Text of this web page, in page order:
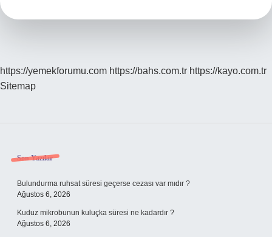
https://yemekforumu.com https://bahs.com.tr https://kayo.com.tr
Sitemap
Sidebar
Son Yazılar
Bulundurma ruhsat süresi geçerse cezası var mıdır ?
Ağustos 6, 2026
Kuduz mikrobunun kuluçka süresi ne kadardır ?
Ağustos 6, 2026